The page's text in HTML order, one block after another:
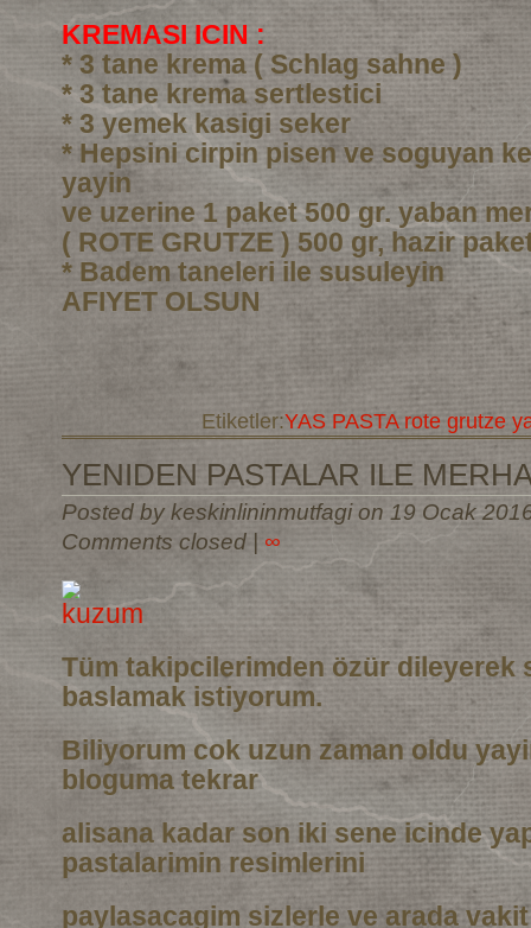
KREMASI ICIN :
* 3 tane krema ( Schlag sahne )
* 3 tane krema sertlestici
* 3 yemek kasigi seker
* Hepsini cirpin pisen ve soguyan
yayin
ve uzerine 1 paket 500 gr. yaban
( ROTE GRUTZE ) 500 gr, hazir
* Badem taneleri ile susuleyin
AFIYET OLSUN
Etiketler:YAS PASTA rote grutze
YENIDEN PASTALAR ILE
Posted by keskinlininmutfagi on 19 Ocak
Comments closed| ∞
Tüm takipcilerimden özür dileyerek
baslamak istiyorum.
Biliyorum cok uzun zaman oldu
bloguma tekrar
alisana kadar son iki sene icinde
pastalarimin resimlerini
paylasacagim sizlerle ve arada